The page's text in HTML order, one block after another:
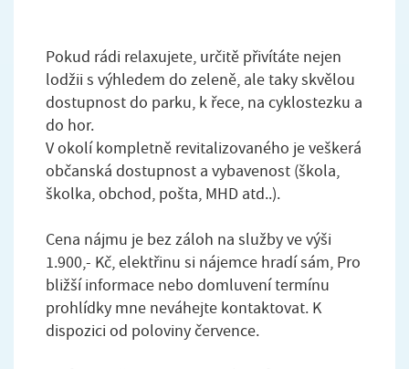
Pokud rádi relaxujete, určitě přivítáte nejen
lodžii s výhledem do zeleně, ale taky skvělou
dostupnost do parku, k řece, na cyklostezku a
do hor.
V okolí kompletně revitalizovaného je veškerá
občanská dostupnost a vybavenost (škola,
školka, obchod, pošta, MHD atd..).
Cena nájmu je bez záloh na služby ve výši
1.900,- Kč, elektřinu si nájemce hradí sám, Pro
bližší informace nebo domluvení termínu
prohlídky mne neváhejte kontaktovat. K
dispozici od poloviny července.